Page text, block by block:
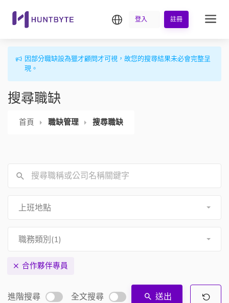
繁中登入 註冊
因部分職缺設為獵才顧問才可視，故您的搜尋結果未必會完整呈
現。
搜尋職缺
首頁 職缺管理 搜尋職缺
上班地點
職務類別(1)
合作夥伴專員
進階搜尋 全文搜尋 送出